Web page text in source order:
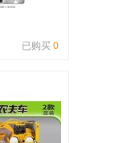
已购买 0